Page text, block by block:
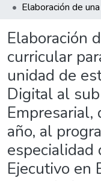
Elaboración
curricular
unidad de
Digital al
año, al
especialidad
Ejecutivo en